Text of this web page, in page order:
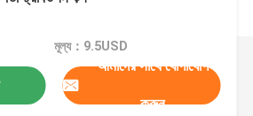
মূল্য：9.5USD
আমাদের সাথে যোগাযোগ
করুন